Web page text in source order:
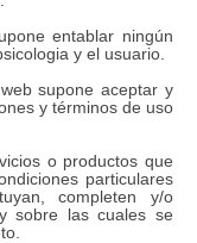
entablar ningún
y el usuario.
supone aceptar y
y términos de uso
o productos que
particulares
completen y/o
sobre las cuales se